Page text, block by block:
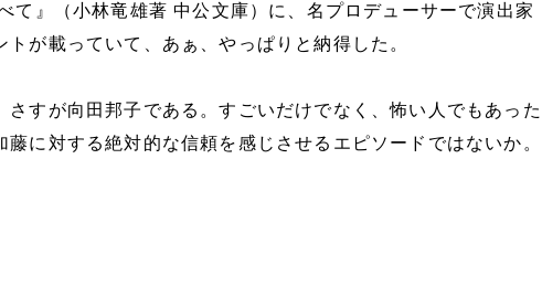
て』（小林竜雄著 中公文庫）に、名プロデューサーで演出家
が載っていて、あぁ、やっぱりと納得した。
さすが向田邦子である。すごいだけでなく、怖い人でもあった
に対する絶対的な信頼を感じさせるエピソードではないか。